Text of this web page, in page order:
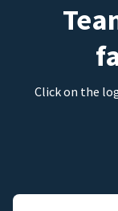
Click on the